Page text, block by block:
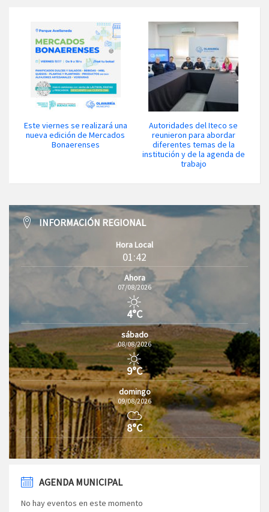
Este viernes se realizará una
nueva edición de Mercados
Bonaerenses
Autoridades del Iteco se
reunieron para abordar
diferentes temas de la
institución y de la agenda de
trabajo
INFORMACIÓN REGIONAL
Hora Local
01:42
Ahora
07/08/2026
4°C
sábado
08/08/2026
9°C
domingo
09/08/2026
8°C
AGENDA MUNICIPAL
No hay eventos en este momento